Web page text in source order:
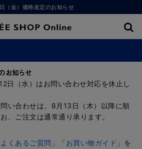
（金）価格改定のお知らせ
お知らせ
日（水）はお問い合わせ対応を休止し
い合わせは、8月13日（木）以降に順
、ご注文は通常通り承ります。
よくあるご質問 」「お買い物ガイド 」を